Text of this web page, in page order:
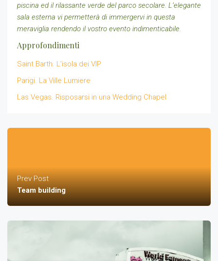
piscina ed il rilassante verde del parco secolare. L’elegante
sala esterna vi permetterà di immergervi in questa
meraviglia rendendo il vostro evento indimenticabile.
Approfondimenti
Saint Barth. L’isola dei VIP
Parigi. La Ville Lumiere
Las Vegas. Risposarsi in una Wedding Chapel
Prev Post
Team building